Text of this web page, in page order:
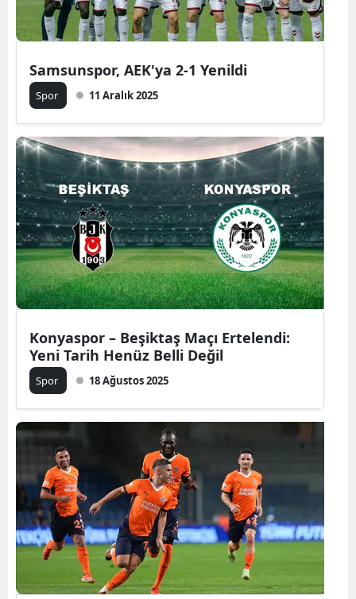
Samsunspor, AEK'ya 2-1 Yenildi
Spor 11 Aralık 2025
Konyaspor – Beşiktaş Maçı Ertelendi:
Yeni Tarih Henüz Belli Değil
Spor 18 Ağustos 2025